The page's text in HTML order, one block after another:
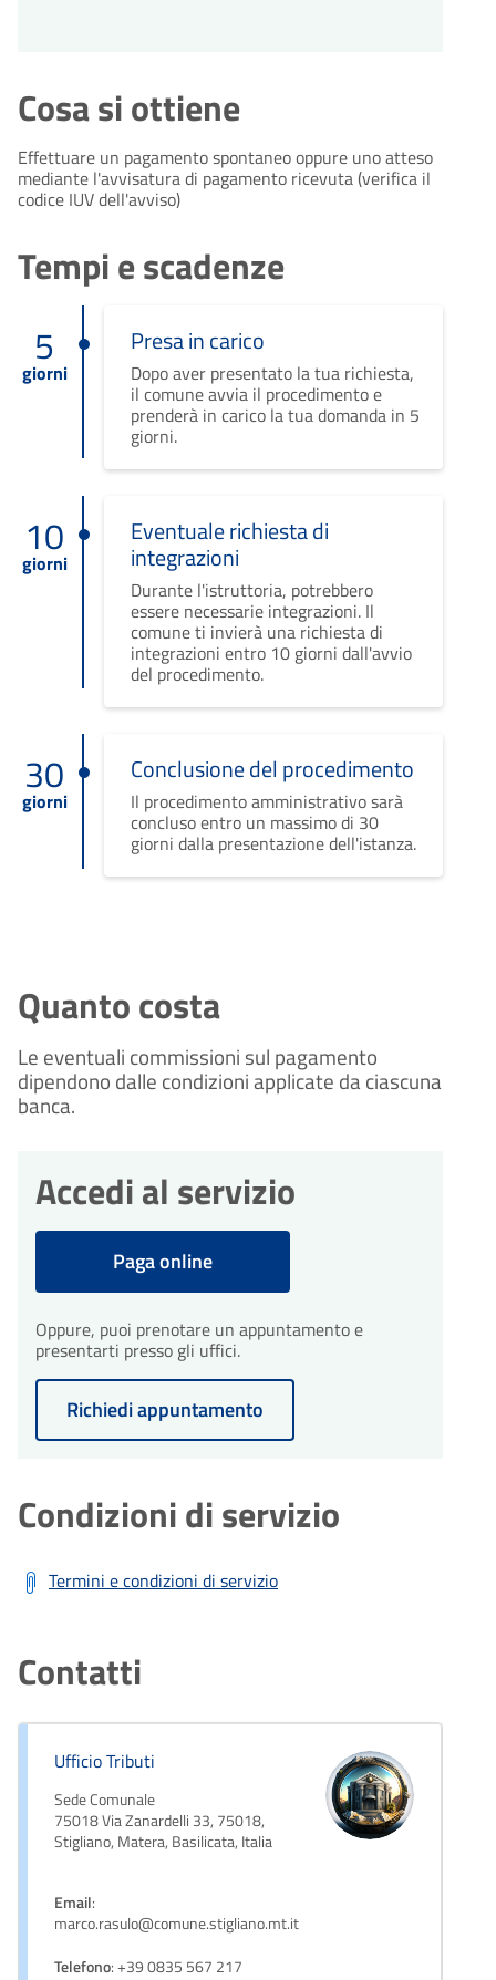
Cosa si ottiene
Effettuare un pagamento spontaneo oppure uno atteso
mediante l'avvisatura di pagamento ricevuta (verifica il
codice IUV dell'avviso)
Tempi e scadenze
5
giorni
Presa in carico
Dopo aver presentato la tua richiesta,
il comune avvia il procedimento e
prenderà in carico la tua domanda in 5
giorni.
10
giorni
Eventuale richiesta di
integrazioni
Durante l'istruttoria, potrebbero
essere necessarie integrazioni. Il
comune ti invierà una richiesta di
integrazioni entro 10 giorni dall'avvio
del procedimento.
30
giorni
Conclusione del procedimento
Il procedimento amministrativo sarà
concluso entro un massimo di 30
giorni dalla presentazione dell'istanza.
Quanto costa
Le eventuali commissioni sul pagamento
dipendono dalle condizioni applicate da ciascuna
banca.
Accedi al servizio
Paga online
Oppure, puoi prenotare un appuntamento e
presentarti presso gli uffici.
Richiedi appuntamento
Condizioni di servizio
Termini e condizioni di servizio
Contatti
Ufficio Tributi
Sede Comunale
75018 Via Zanardelli 33, 75018,
Stigliano, Matera, Basilicata, Italia
Email:
marco.rasulo@comune.stigliano.mt.it
Telefono: +39 0835 567 217